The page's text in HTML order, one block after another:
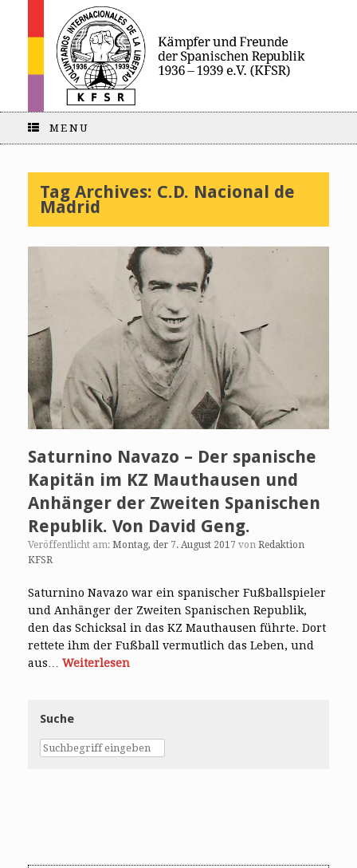
MENU
Tag Archives: C.D. Nacional de
Madrid
Saturnino Navazo – Der spanische
Kapitän im KZ Mauthausen und
Anhänger der Zweiten Spanischen
Republik. Von David Geng.
Veröffentlicht am: Montag, der 7. August 2017 von Redaktion
KFSR
Saturnino Navazo war ein spanischer Fußballspieler
und Anhänger der Zweiten Spanischen Republik,
den das Schicksal in das KZ Mauthausen führte. Dort
rettete ihm der Fußball vermutlich das Leben, und
aus… Weiterlesen
Suche